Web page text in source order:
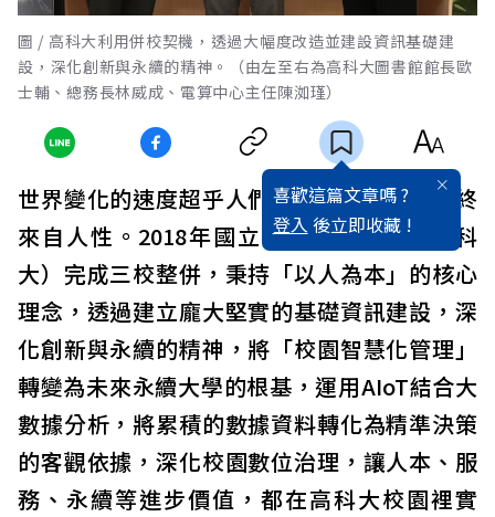
圖 / 高科大利用併校契機，透過大幅度改造並建設資訊基礎建
設，深化創新與永續的精神。（由左至右為高科大圖書館館長歐
士輔、總務長林威成、電算中心主任陳洳瑾）
喜歡這篇文章嗎 ?
登入 後立即收藏 !
世界變化的速度超乎人們的想像，但科技始終
來自人性。2018年國立高雄科技大學（高科
大）完成三校整併，秉持「以人為本」的核心
理念，透過建立龐大堅實的基礎資訊建設，深
化創新與永續的精神，將「校園智慧化管理」
轉變為未來永續大學的根基，運用AIoT結合大
數據分析，將累積的數據資料轉化為精準決策
的客觀依據，深化校園數位治理，讓人本、服
務、永續等進步價值，都在高科大校園裡實